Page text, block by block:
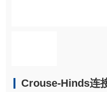
Crouse-Hinds连